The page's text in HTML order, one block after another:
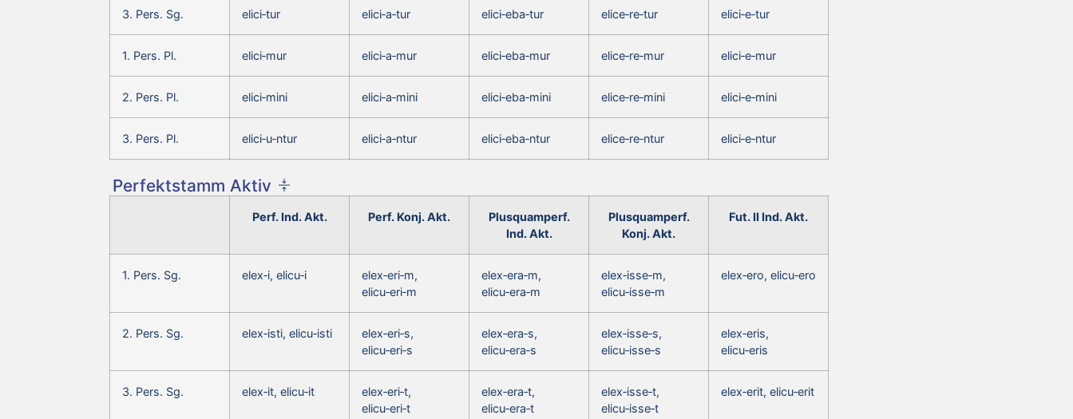
3. Pers. Sg. elici‑tur elici‑a‑tur elici‑eba‑tur elice‑re‑tur elici‑e‑tur
1. Pers. Pl. elici‑mur elici‑a‑mur elici‑eba‑mur elice‑re‑mur elici‑e‑mur
2. Pers. Pl. elici‑mini elici‑a‑mini elici‑eba‑mini elice‑re‑mini elici‑e‑mini
3. Pers. Pl. elici‑u‑ntur elici‑a‑ntur elici‑eba‑ntur elice‑re‑ntur elici‑e‑ntur
Perfektstamm Aktiv
Perf. Ind. Akt. Perf. Konj. Akt.
Plusquamperf.
Ind. Akt.
Plusquamperf.
Konj. Akt.
Fut. II Ind. Akt.
1. Pers. Sg. elex‑i, elicu‑i
elex‑eri‑m,
elicu‑eri‑m
elex‑era‑m,
elicu‑era‑m
elex‑isse‑m,
elicu‑isse‑m
elex‑ero, elicu‑ero
2. Pers. Sg. elex‑isti, elicu‑isti
elex‑eri‑s,
elicu‑eri‑s
elex‑era‑s,
elicu‑era‑s
elex‑isse‑s,
elicu‑isse‑s
elex‑eris,
elicu‑eris
3. Pers. Sg. elex‑it, elicu‑it
elex‑eri‑t,
elicu‑eri‑t
elex‑era‑t,
elicu‑era‑t
elex‑isse‑t,
elicu‑isse‑t
elex‑erit, elicu‑erit